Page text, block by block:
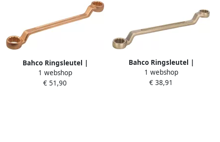
Bahco Ringsleutel |
doorgezet | vonkvrij | koper
beryllium | 140 mm | 10 mm
1 webshop
€ 51,90
Bahco Ringsleutel |
doorgezet | vonkvrij |
aluminium brons | 170 mm |
1 webshop
€ 38,91